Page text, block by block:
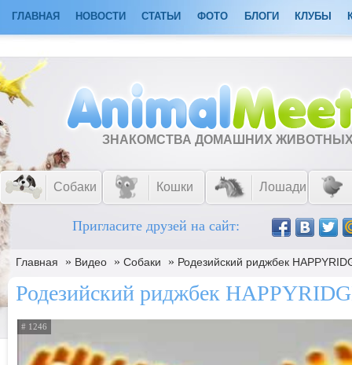
ГЛАВНАЯ НОВОСТИ СТАТЬИ ФОТО БЛОГИ КЛУБЫ
ЗНАКОМСТВА ДОМАШНИХ
Собаки Кошки Лошади
Пригласите друзей на сайт:
Главная » Видео » Собаки » Родезийский риджбек
Родезийский риджбек
# 1246